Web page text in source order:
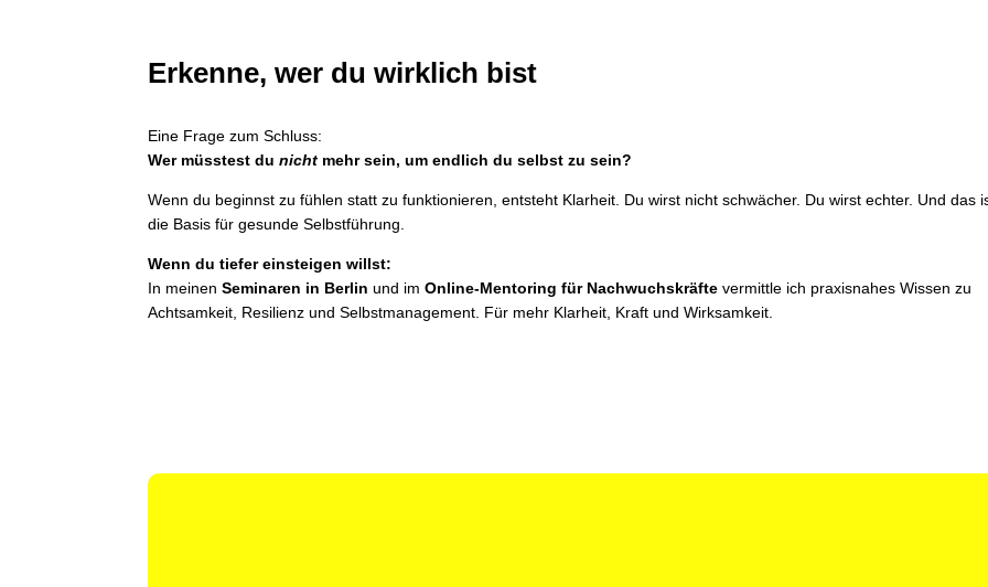
Erkenne, wer du wirklich bist
Eine Frage zum Schluss:
Wer müsstest dunicht mehr sein, um endlich du selbst zu sein?
Wenn du beginnst zu fühlen statt zu funktionieren, entsteht Klarheit. Du wirst nicht schwächer. Du wirst echter. Und das
die Basis für gesunde Selbstführung.
Wenn du tiefer einsteigen willst:
In meinenSeminaren in Berlin und imOnline-Mentoring für Nachwuchskräfte vermittle ich praxisnahes Wissen zu
Achtsamkeit, Resilienz und Selbstmanagement. Für mehr Klarheit, Kraft und Wirksamkeit.